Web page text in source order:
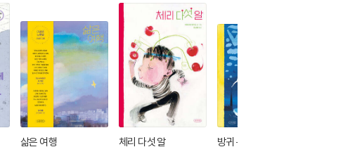
삶은 여행 체리 다섯 알
방귀 구름은 어디로 갈